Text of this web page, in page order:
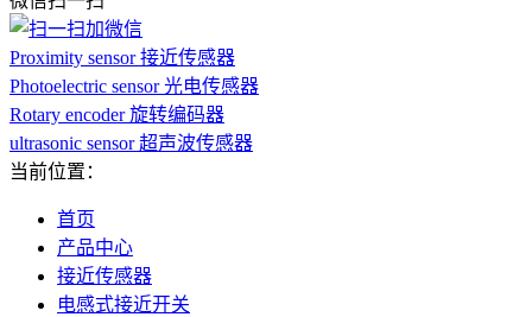
Proximity sensor 接近传感器
Photoelectric sensor 光电传感器
Rotary encoder 旋转编码器
ultrasonic sensor 超声波传感器
当前位置：
首页
产品中心
接近传感器
电感式接近开关